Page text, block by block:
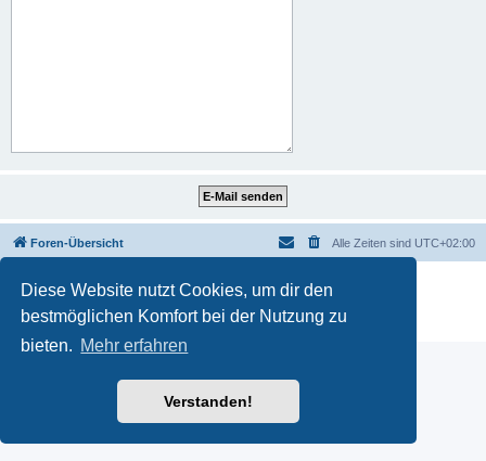
Diese Website nutzt Cookies, um dir den
bestmöglichen Komfort bei der Nutzung zu
bieten. Mehr erfahren
Verstanden!
Foren-Übersicht Alle Zeiten sind UTC+02:00
Powered by phpBB
® Forum Software © phpBB Limited
Deutsche Übersetzung durch
Datenschutz|Nutzungsbedingungen